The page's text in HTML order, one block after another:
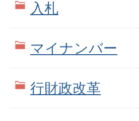
入札
マイナンバー
行財政改革